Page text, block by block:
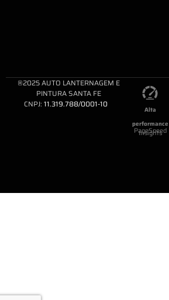
®2025 AUTO LANTERNAGEM E
PINTURA SANTA FE
CNPJ: 11.319.788/0001-10
Alta
performance
PageSpeed
Insights